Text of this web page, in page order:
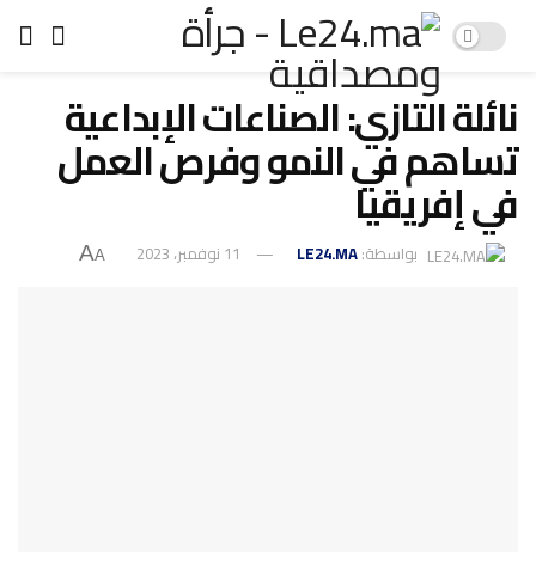
نائلة التازي: الصناعات الإبداعية
تساهم في النمو وفرص العمل
في إفريقيا
بواسطة:LE24.MA 11 نوفمبر، 2023 A
A